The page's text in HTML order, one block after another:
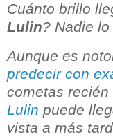
Cuánto brillo
Lulin? Nadie
Aunque es
predecir con
cometas
Lulin puede
vista a más